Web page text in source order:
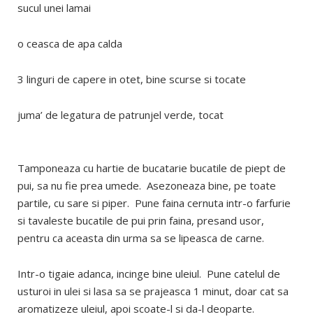
sucul unei lamai
o ceasca de apa calda
3 linguri de capere in otet, bine scurse si tocate
juma’ de legatura de patrunjel verde, tocat
Tamponeaza cu hartie de bucatarie bucatile de piept de
pui, sa nu fie prea umede. Asezoneaza bine, pe toate
partile, cu sare si piper. Pune faina cernuta intr-o farfurie
si tavaleste bucatile de pui prin faina, presand usor,
pentru ca aceasta din urma sa se lipeasca de carne.
Intr-o tigaie adanca, incinge bine uleiul. Pune catelul de
usturoi in ulei si lasa sa se prajeasca 1 minut, doar cat sa
aromatizeze uleiul, apoi scoate-l si da-l deoparte.